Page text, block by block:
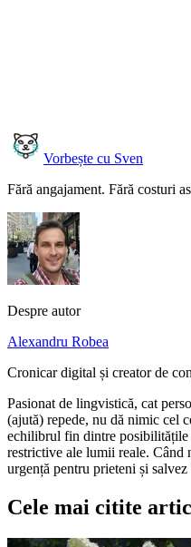
Vorbește cu Sven
Fără angajament. Fără costuri
Despre autor
Alexandru Robea
Cronicar digital și creator de
Pasionat de lingvistică, cat
(ajută) repede, nu dă nimic cel
echilibrul fin dintre
restrictive ale lumii reale. Când
urgență pentru prieteni și salvez
Cele mai citite